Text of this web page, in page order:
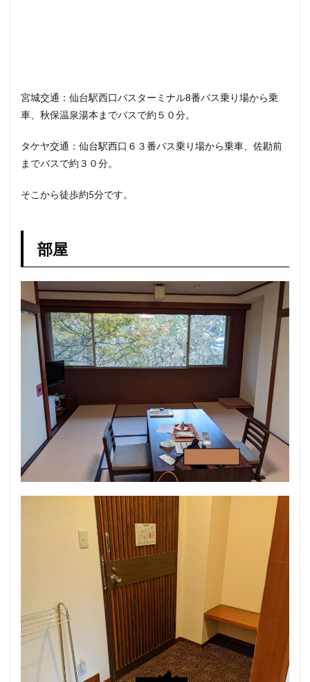
宮城交通：仙台駅西口バスターミナル8番バス乗り場から乗
車、秋保温泉湯本までバスで約５０分。
タケヤ交通：仙台駅西口６３番バス乗り場から乗車、佐勘前
までバスで約３０分。
そこから徒歩約5分です。
部屋